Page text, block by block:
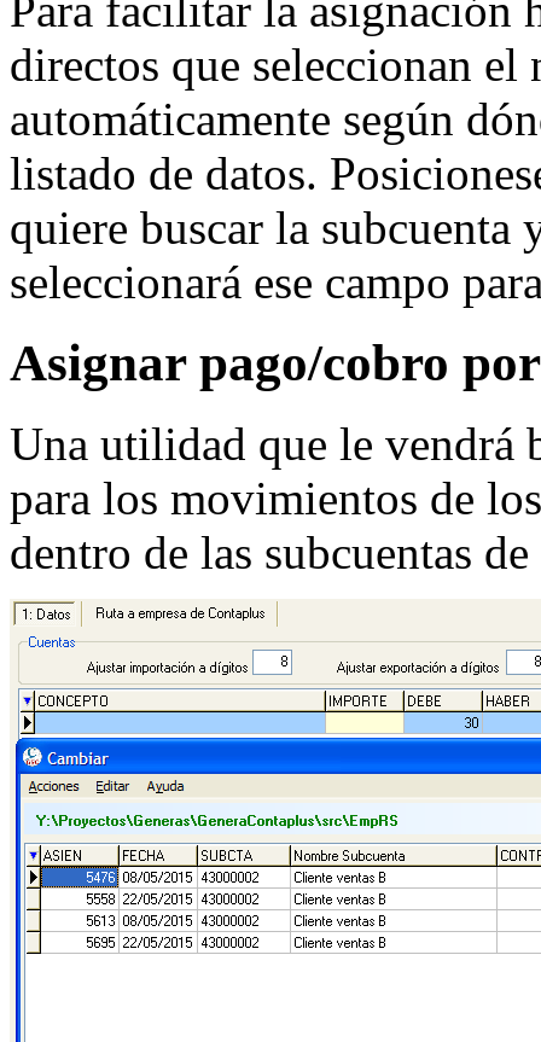
Para facilitar la asignación
directos que seleccionan el
automáticamente según
listado de datos.
quiere buscar la subcuenta
seleccionará ese campo
Asignar pago/cobro
Una utilidad que le vendrá
para los movimientos de
dentro de las subcuentas